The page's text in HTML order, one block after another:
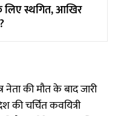
लिए स्थगित, आखिर
की मौत के बाद जारी
की चर्चित कवयित्री